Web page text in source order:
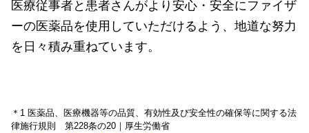
医療従事者と患者さんがより安心・安全にファイザ
ーの医薬品を使用していただけるよう、地道な努力
を日々積み重ねています。
＊1 医薬品、医療機器等の品質、有効性及び安全性の確保等に関する法
律施行規則 第228条の20｜厚生労働省